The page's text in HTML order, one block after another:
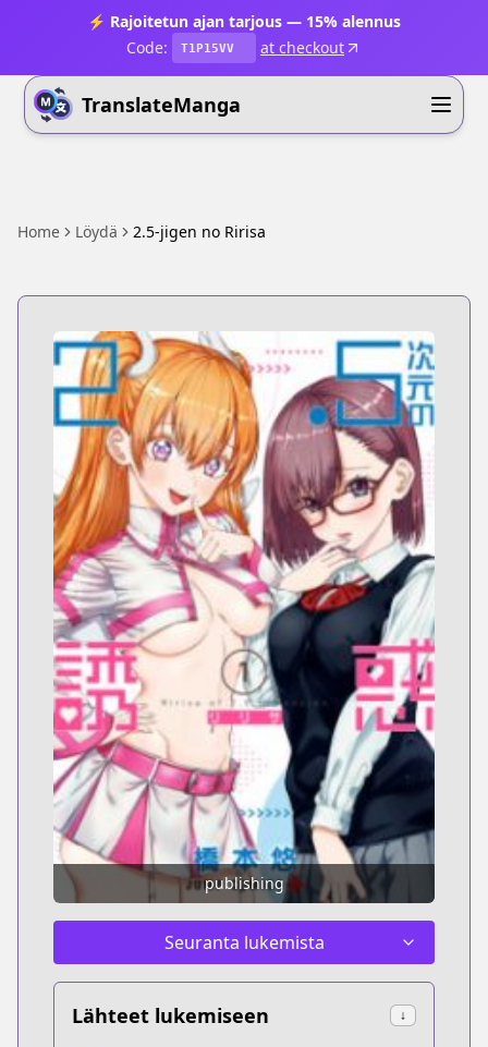
⚡ Rajoitetun ajan tarjous — 15% alennus
Code:
T1P15VV at checkout
TranslateManga
Home Löydä 2.5-jigen no Ririsa
publishing
Seuranta lukemista
Lähteet lukemiseen ↓